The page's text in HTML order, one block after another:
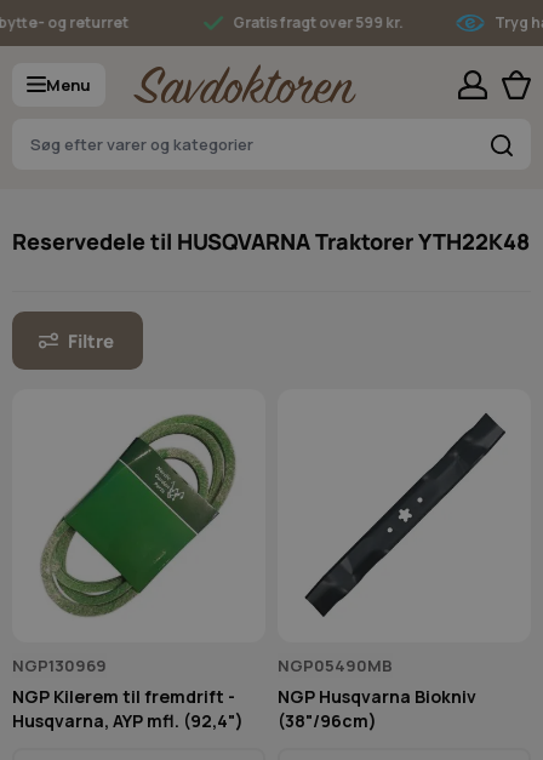
Skip to Content
og returret Gratis fragt over 599 kr. Tryg
Menu
Reservedele til HUSQVARNA Traktorer YTH22K48
Filtre
NGP130969
NGP Kilerem til fremdrift -
Husqvarna, AYP mfl. (92,4")
NGP05490MB
NGP Husqvarna Biokniv
(38"/96cm)